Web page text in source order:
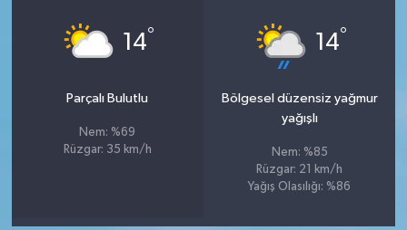
14°
Parçalı Bulutlu
Nem: %69
Rüzgar: 35 km/h
14°
Bölgesel düzensiz yağmur
yağışlı
Nem: %85
Rüzgar: 21 km/h
Yağış Olasılığı: %86